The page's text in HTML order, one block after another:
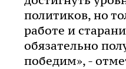
политиков, но
работе и
обязательно
победим», -